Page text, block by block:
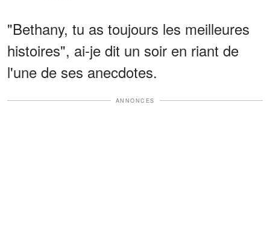
"Bethany, tu as toujours les meilleures
histoires", ai-je dit un soir en riant de
l'une de ses anecdotes.
ANNONCES